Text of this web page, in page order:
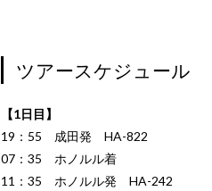
ツアースケジュール
【1日目】
19：55 成田発 HA-822
07：35 ホノルル着
11：35 ホノルル発 HA-242